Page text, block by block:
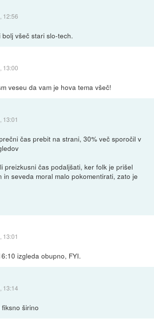
12:56
všeč stari slo-tech.
13:00
veseu da vam je hova tema všeč!
13:01
čas prebit na strani, 30% več sporočil v
preizkusni čas podaljšati, ker folk je prišel
in seveda moral malo pokomentirati, zato je
13:01
izgleda obupno, FYI.
13:14
širino